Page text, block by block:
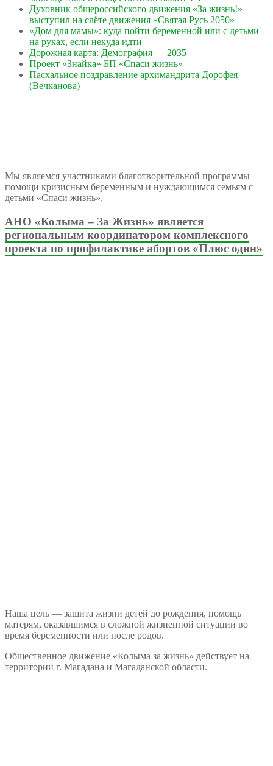
Духовник общероссийского движения «За жизнь!»
выступил на слёте движения «Святая Русь 2050»
«Дом для мамы»: куда пойти беременной или с детьми
на руках, если некуда идти
Дорожная карта: Демография — 2035
Проект «Знайка» БП «Спаси жизнь»
Пасхальное поздравление архимандрита Дорофея
(Вечканова)
Мы являемся участниками благотворительной программы
помощи кризисным беременным и нуждающимся семьям с
детьми «Спаси жизнь».
АНО «Колыма – За Жизнь» является
региональным координатором комплексного
проекта по профилактике абортов «Плюс один»
Наша цель — защита жизни детей до рождения, помощь
матерям, оказавшимся в сложной жизненной ситуации во
время беременности или после родов.
Общественное движение «Колыма за жизнь» действует на
территории г. Магадана и Магаданской области.